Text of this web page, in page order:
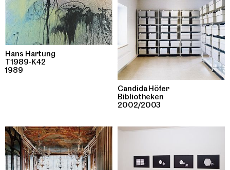
Hans Hartung
T1989-K42
1989
Candida Höfer
Bibliotheken
2002/2003